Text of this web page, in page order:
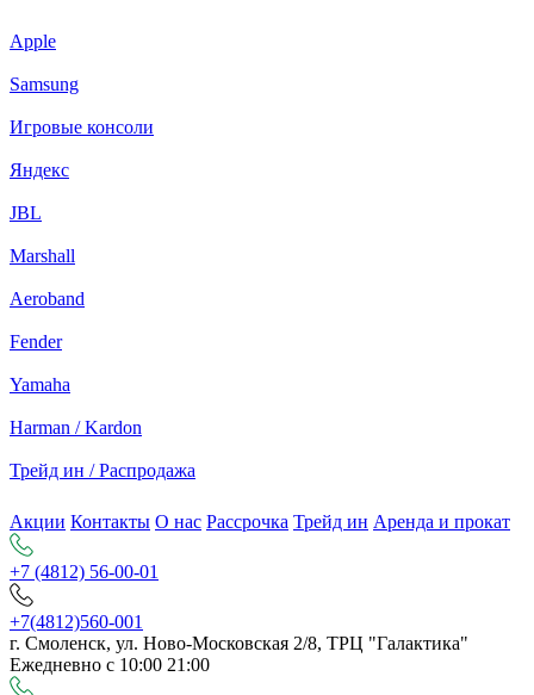
Apple
Samsung
Игровые консоли
Яндекс
JBL
Marshall
Aeroband
Fender
Yamaha
Harman / Kardon
Трейд ин / Распродажа
Акции Контакты О нас Рассрочка Трейд ин Аренда и прокат
+7 (4812) 56-00-01
+7(4812)560-001
г. Смоленск, ул. Ново-Московская 2/8, ТРЦ "Галактика"
Ежедневно с 10:00 21:00